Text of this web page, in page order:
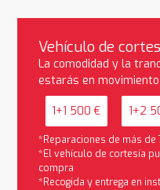
Vehículo de
La comodidad y la
estarás en movimiento
1+1 500 € 1+2
*Reparaciones de más
*El vehículo de cortesía
compra
*Recogida y entrega en